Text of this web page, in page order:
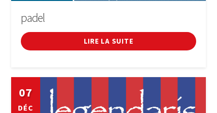
Incendies i festivals
Enfant en bas âge
padel
LIRE LA SUITE
07
DÉC